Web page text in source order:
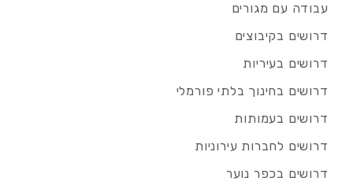
עבודה עם מגורים
דרושים בקיבוצים
דרושים בעיריות
דרושים בחינוך בלתי פורמלי
דרושים בעמותות
דרושים לחברות עירוניות
דרושים בכפר נוער